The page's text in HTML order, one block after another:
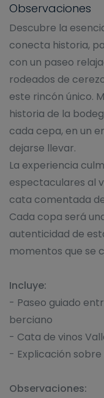
Observaciones
Descubre la
conecta historia,
con un paseo
rodeados de
este rincón único.
historia de la
cada cepa, en un
dejarse llevar.
La experiencia
espectaculares al
cata comentada
Cada copa será
autenticidad de
momentos que se
Incluye:
- Paseo guiado
berciano
- Cata de vinos
- Explicación
Observaciones: